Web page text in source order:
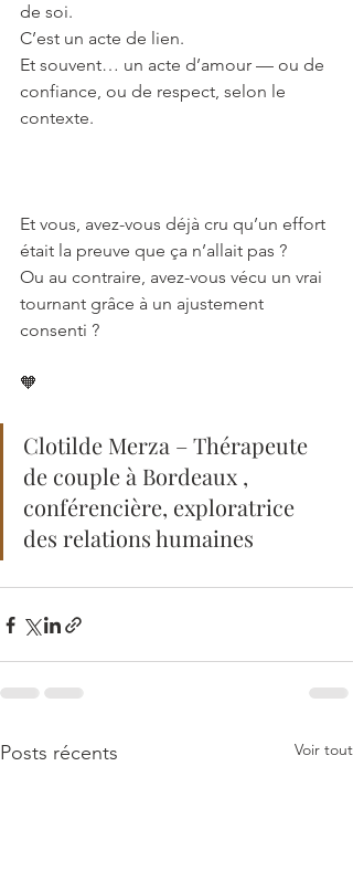
de soi.
C’est un acte de lien.
Et souvent… un acte d’amour — ou de
confiance, ou de respect, selon le
contexte.
Et vous, avez-vous déjà cru qu’un effort
était la preuve que ça n’allait pas ?
Ou au contraire, avez-vous vécu un vrai
tournant grâce à un ajustement
consenti ?
🧡
Clotilde Merza – Thérapeute
de couple à Bordeaux ,
conférencière, exploratrice
des relations humaines
Posts récents Voir tout